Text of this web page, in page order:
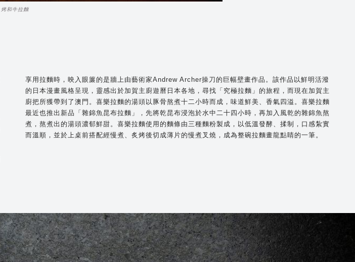
烤和牛拉麵
享用拉麵時，映入眼簾的是牆上由藝術家Andrew Archer操刀的巨幅壁畫作品。該作品以鮮明活潑
的日本漫畫風格呈現，靈感出於加賀主廚遊曆日本各地，尋找「究極拉麵」的旅程，而現在加賀主
廚把所獲帶到了澳門。喜樂拉麵的湯頭以豚骨熬煮十二小時而成，味道鮮美、香氣四溢。喜樂拉麵
最近也推出新品「雜錦魚昆布拉麵」，先將乾昆布浸泡於水中二十四小時，再加入風乾的雜錦魚熬
煮，熬煮出的湯頭濃郁鮮甜。喜樂拉麵使用的麵條由三種麵粉製成，以低溫發酵、揉制，口感紮實
而溫順，並於上桌前搭配經慢煮、炙烤後切成薄片的慢煮叉燒，成為整碗拉麵畫龍點睛的一筆。